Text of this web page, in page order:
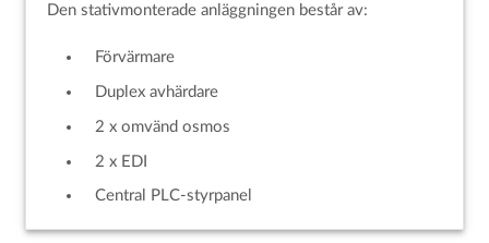
Den stativmonterade anläggningen består av:
Förvärmare
Duplex avhärdare
2 x omvänd osmos
2 x EDI
Central PLC-styrpanel